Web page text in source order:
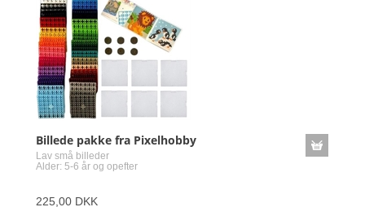
Billede pakke fra Pixelhobby
Lav små billeder
Alder: 5-6 år og opefter
225,00 DKK